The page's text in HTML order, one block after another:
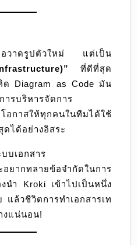
วาดรูปตัวใหม่ แต่เป็น
ที่ดีที่สุด
ด Diagram as Code มัน
รบริหารจัดการ
กาสให้ทุกคนในทีมได้ใช้
ดได้อย่างอิสระ
บเอกสาร
ยากทลายข้อจำกัดในการ
นำ Kroki เข้าไปเป็นหนึ่ง
ล้วชีวิตการทำเอกสารเท
งแน่นอน!